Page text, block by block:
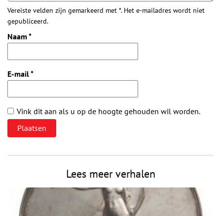
Vereiste velden zijn gemarkeerd met *. Het e-mailadres wordt niet
gepubliceerd.
Naam *
E-mail*
Vink dit aan als u op de hoogte gehouden wil worden.
Lees meer verhalen